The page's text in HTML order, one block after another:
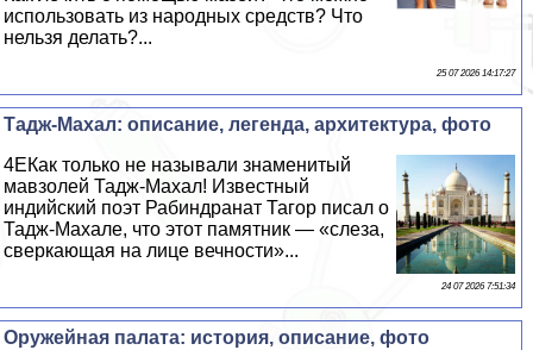
использовать из народных средств? Что
нельзя делать?...
25 07 2026 14:17:27
Тадж-Махал: описание, легенда, архитектура, фото
4EКак только не называли знаменитый
мавзолей Тадж-Махал! Известный
индийский поэт Рабиндранат Тагор писал о
Тадж-Махале, что этот памятник — «слеза,
сверкающая на лице вечности»...
24 07 2026 7:51:34
Оружейная палата: история, описание, фото